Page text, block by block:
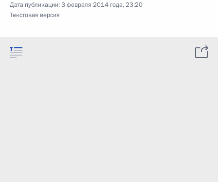
Дата публикации:3 февраля 2014 года, 23:20
Текстовая версия